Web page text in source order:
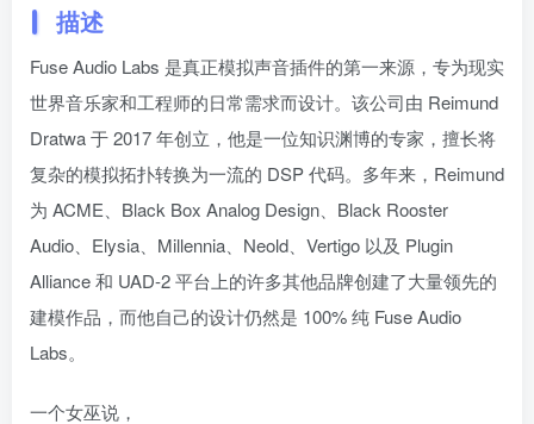
描述
Fuse Audio Labs 是真正模拟声音插件的第一来源，专为现实
世界音乐家和工程师的日常需求而设计。该公司由 Reimund
Dratwa 于 2017 年创立，他是一位知识渊博的专家，擅长将
复杂的模拟拓扑转换为一流的 DSP 代码。多年来，Reimund
为 ACME、Black Box Analog Design、Black Rooster
Audio、Elysia、Millennia、Neold、Vertigo 以及 Plugin
Alliance 和 UAD-2 平台上的许多其他品牌创建了大量领先的
建模作品，而他自己的设计仍然是 100% 纯 Fuse Audio
Labs。
一个女巫说，